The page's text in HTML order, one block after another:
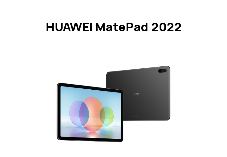
HUAWEI MatePad 2022